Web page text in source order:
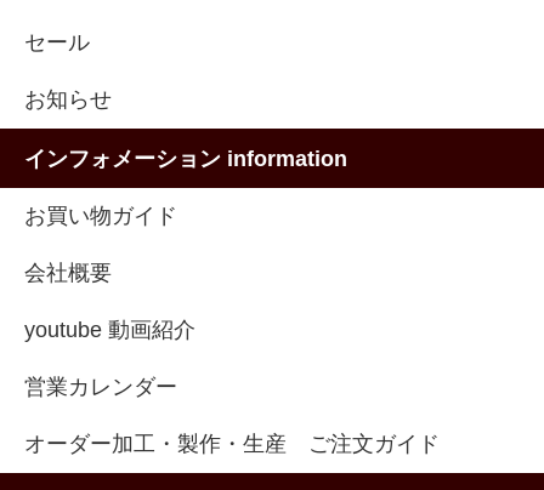
セール
お知らせ
インフォメーション information
お買い物ガイド
会社概要
youtube 動画紹介
営業カレンダー
オーダー加工・製作・生産 ご注文ガイド